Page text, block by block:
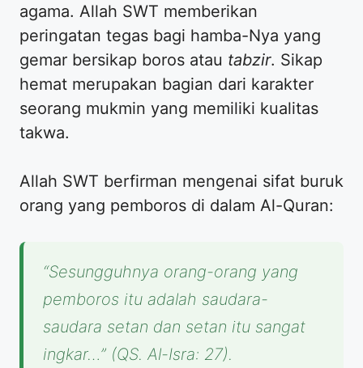
agama. Allah SWT memberikan
peringatan tegas bagi hamba-Nya yang
gemar bersikap boros atau tabzir. Sikap
hemat merupakan bagian dari karakter
seorang mukmin yang memiliki kualitas
takwa.
Allah SWT berfirman mengenai sifat buruk
orang yang pemboros di dalam Al-Quran:
“Sesungguhnya orang-orang yang
pemboros itu adalah saudara-
saudara setan dan setan itu sangat
ingkar…” (QS. Al-Isra: 27).